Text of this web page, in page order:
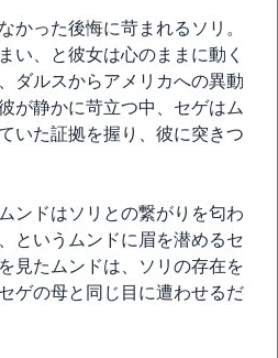
かった後悔に苛まれるソリ。
い、と彼女は心のままに動く
ダルスからアメリカへの異動
が静かに苛立つ中、セゲはム
いた証拠を握り、彼に突きつ
ンドはソリとの繋がりを匂わ
というムンドに眉を潜めるセ
見たムンドは、ソリの存在を
ゲの母と同じ目に遭わせるだ